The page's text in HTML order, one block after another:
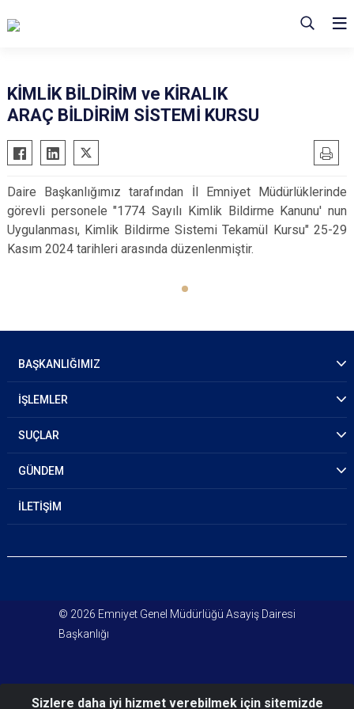
KİMLİK BİLDİRİM ve KİRALIK
ARAÇ BİLDİRİM SİSTEMİ KURSU
Daire Başkanlığımız tarafından İl Emniyet Müdürlüklerinde
görevli personele "1774 Sayılı Kimlik Bildirme Kanunu' nun
Uygulanması, Kimlik Bildirme Sistemi Tekamül Kursu" 25-29
Kasım 2024 tarihleri arasında düzenlenmiştir.
BAŞKANLIĞIMIZ
İŞLEMLER
SUÇLAR
GÜNDEM
İLETİŞİM
© 2026 Emniyet Genel Müdürlüğü Asayiş Dairesi
Başkanlığı
Sizlere daha iyi hizmet verebilmek için sitemizde